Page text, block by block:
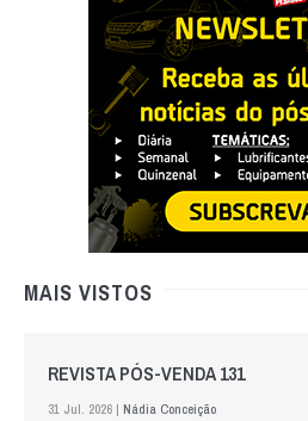
MAIS VISTOS
REVISTA PÓS-VENDA 131
31 Jul. 2026 | Nádia Conceição